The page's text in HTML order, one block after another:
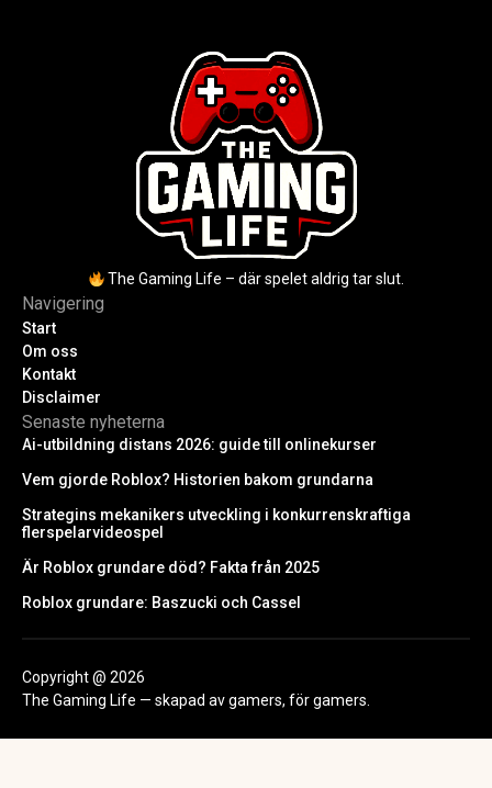
The Gaming Life – där spelet aldrig tar slut.
Navigering
Start
Om oss
Kontakt
Disclaimer
Senaste nyheterna
Ai-utbildning distans 2026: guide till onlinekurser
Vem gjorde Roblox? Historien bakom grundarna
Strategins mekanikers utveckling i konkurrenskraftiga
flerspelarvideospel
Är Roblox grundare död? Fakta från 2025
Roblox grundare: Baszucki och Cassel
Copyright @ 2026
The Gaming Life — skapad av gamers, för gamers.